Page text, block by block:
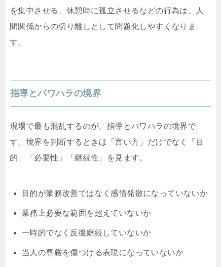
を集中させる、休憩時に孤立させるなどの行為は、人
間関係からの切り離しとして問題化しやすくなりま
す。
指導とパワハラの境界
現場で最も混乱するのが、指導とパワハラの境界で
す。境界を判断するときは「言い方」だけでなく「目
的」「必要性」「継続性」を見ます。
目的が業務改善ではなく感情発散になっていないか
業務上必要な範囲を超えていないか
一時的でなく反復継続していないか
当人の尊厳を傷つける表現になっていないか